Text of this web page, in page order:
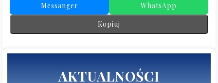
AKTUALNOŚCI
Messanger
WhatsApp
Kopiuj